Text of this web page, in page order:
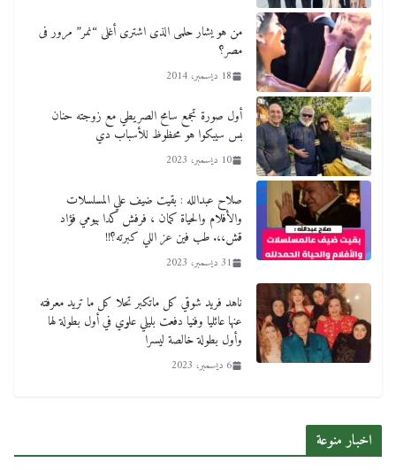
من هو يشار حلمى الذى اشترى أغلى “نمر” مرور فى
مصر؟
18 ديسمبر، 2014
أول صورة تجمع سامح الصريطي مع زوجته حنان
بس سيبكوا هو محظوظ للأسباب دي
10 ديسمبر، 2023
صلاح عبدالله : بقيت ضيف علي المسلسلات
والأفلام والحياة كمان ، فرفش كدا بيومي فؤاد
قش،،. طب فين عز اللي كبرته؟!!
31 ديسمبر، 2023
ناهد فريد شوقي كل ماتكبر تحلا كل ما تريد معرفته
عنها عائليا وفنيا دفعت بليلي علوي في أول بطولة لها
وأول بطولة خالصة ليسرا
6 ديسمبر، 2023
اخبار منوعة